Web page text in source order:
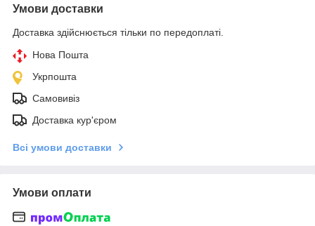
Умови доставки
Доставка здійснюється тільки по передоплаті.
Нова Пошта
Укрпошта
Самовивіз
Доставка кур'єром
Всі умови доставки
Умови оплати